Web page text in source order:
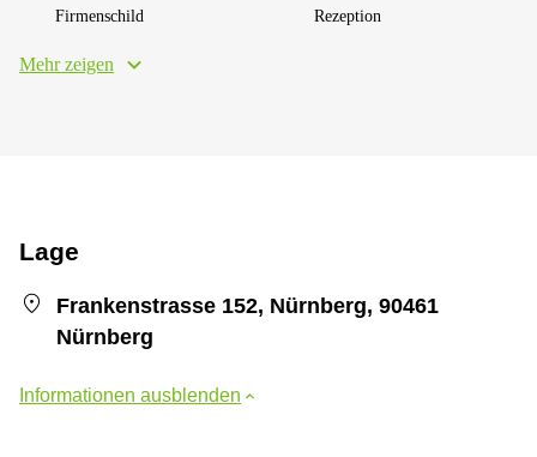
Firmenschild Rezeption
Mehr zeigen
Lage
Frankenstrasse 152, Nürnberg, 90461
Nürnberg
Informationen ausblenden